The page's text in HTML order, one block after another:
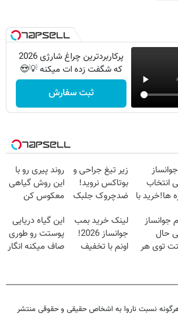
پرکاربردترین چراغ شارژی 2026
که شگفت زده ات میکنه 💡😍
ثبت سفارش
انتخاب
ها!خرید با
زیر تیغ جراحی و
بوتاکس نروید!
ضدچروک جلبک
روند پیری رو با
این روش گیاهی
معکوس کن
جوانساز
حال
توی هر
لینک خرید بمب
جوانساز 2026!
اونم با تخفیف
این گیاه دریایی
پوستت رو طوری
صاف میکنه انگار
نسبت ناروا به اشخاص حقیقی و حقوقی منتشر